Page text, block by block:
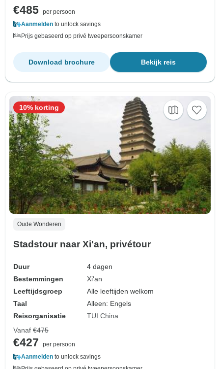
€485 per persoon
Aanmelden to unlock savings
Prijs gebaseerd op privé tweepersoonskamer
Bekijk reis
Download brochure
Oude Wonderen
Stadstour naar Xi'an, privétour
Duur
4 dagen
Bestemmingen
Xi'an
Leeftijdsgroep
Alle leeftijden welkom
Taal
Alleen: Engels
Reisorganisatie
TUI China
10% korting
Vanaf €475
€427
per persoon
Aanmelden to unlock savings